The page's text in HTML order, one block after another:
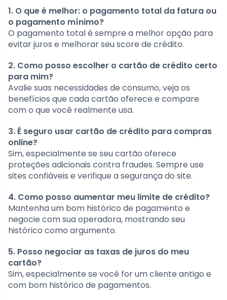
1. O que é melhor: o pagamento total da fatura ou
o pagamento mínimo?
O pagamento total é sempre a melhor opção para
evitar juros e melhorar seu score de crédito.
2. Como posso escolher o cartão de crédito certo
para mim?
Avalie suas necessidades de consumo, veja os
benefícios que cada cartão oferece e compare
com o que você realmente usa.
3. É seguro usar cartão de crédito para compras
online?
Sim, especialmente se seu cartão oferece
proteções adicionais contra fraudes. Sempre use
sites confiáveis e verifique a segurança do site.
4. Como posso aumentar meu limite de crédito?
Mantenha um bom histórico de pagamento e
negocie com sua operadora, mostrando seu
histórico como argumento.
5. Posso negociar as taxas de juros do meu
cartão?
Sim, especialmente se você for um cliente antigo e
com bom histórico de pagamentos.